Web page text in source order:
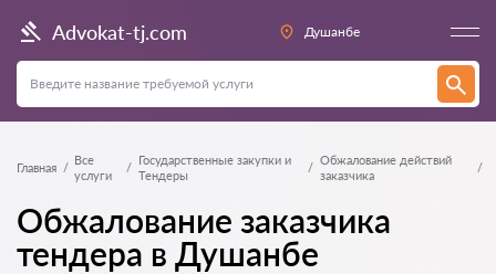
Advokat-tj.com Душанбе
Главная
Все
услуги
Государственные закупки и
Тендеры
Обжалование действий
заказчика
Обжалование заказчика
тендера в Душанбе